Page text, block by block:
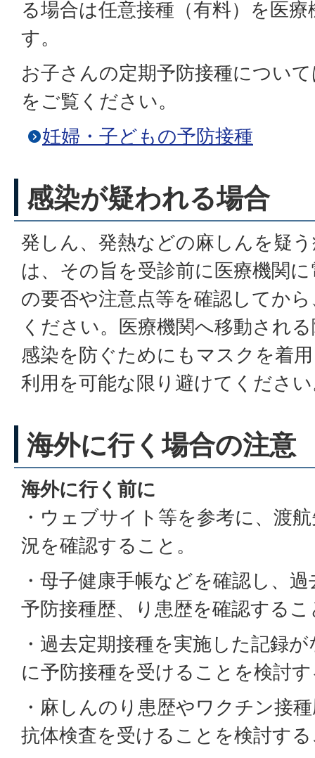
る場合は任意接種（有料）を医
す。
お子さんの定期予防接種につい
をご覧ください。
妊婦・子どもの予防接種
感染が疑われる場合
発しん、発熱などの麻しんを疑
は、その旨を受診前に医療機関
の要否や注意点等を確認してか
ください。医療機関へ移動され
感染を防ぐためにもマスクを着
利用を可能な限り避けてくださ
海外に行く場合の注意
海外に行く前に
・ウェブサイト等を参考に、渡
況を確認すること。
・母子健康手帳などを確認し、
予防接種歴、り患歴を確認するこ
・過去定期接種を実施した記録
に予防接種を受けることを検討
・麻しんのり患歴やワクチン接
抗体検査を受けることを検討す